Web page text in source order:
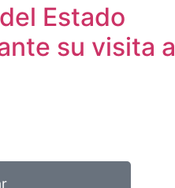
Estado
su visita a